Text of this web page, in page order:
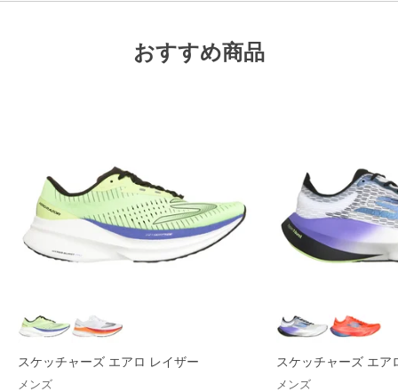
おすすめ商品
スケッチャーズ エアロ レイザー
メンズ
スケッチャーズ エア
メンズ